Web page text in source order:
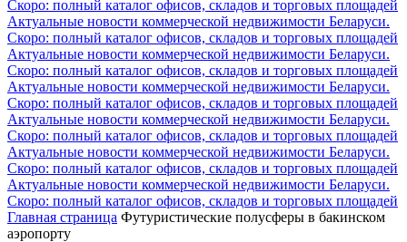
Скоро: полный каталог офисов, складов и торговых площадей
Актуальные новости коммерческой недвижимости Беларуси.
Скоро: полный каталог офисов, складов и торговых площадей
Актуальные новости коммерческой недвижимости Беларуси.
Скоро: полный каталог офисов, складов и торговых площадей
Актуальные новости коммерческой недвижимости Беларуси.
Скоро: полный каталог офисов, складов и торговых площадей
Актуальные новости коммерческой недвижимости Беларуси.
Скоро: полный каталог офисов, складов и торговых площадей
Актуальные новости коммерческой недвижимости Беларуси.
Скоро: полный каталог офисов, складов и торговых площадей
Актуальные новости коммерческой недвижимости Беларуси.
Скоро: полный каталог офисов, складов и торговых площадей
Главная страница Футуристические полусферы в бакинском
аэропорту